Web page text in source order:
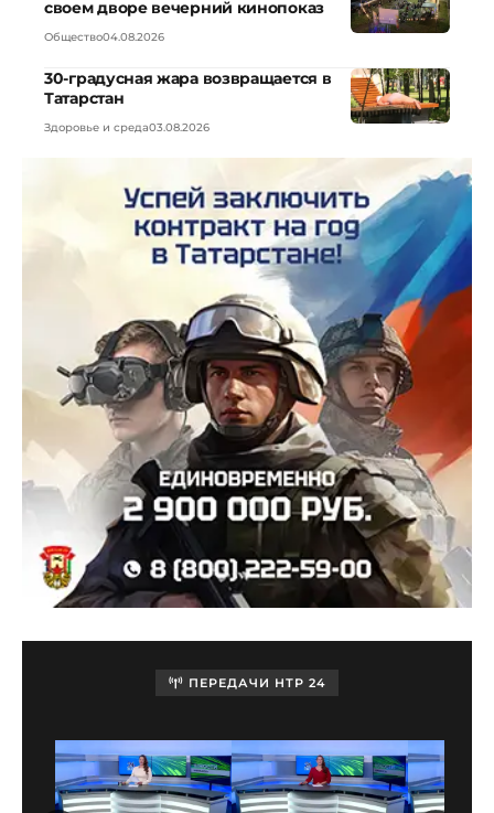
своем дворе вечерний кинопоказ
Общество04.08.2026
30-градусная жара возвращается в
Татарстан
Здоровье и среда03.08.2026
ПЕРЕДАЧИ НТР 24